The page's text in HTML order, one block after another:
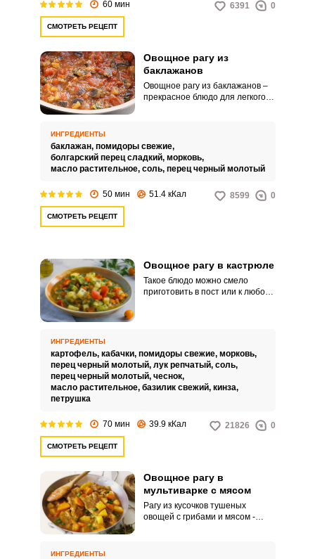
60 мин 6391 0
СМОТРЕТЬ РЕЦЕПТ
Овощное рагу из
баклажанов
Овощное рагу из баклажанов –
прекрасное блюдо для легкого и
равнодушными даже гурманов!
ИНГРЕДИЕНТЫ
баклажан, помидоры свежие,
болгарский перец сладкий, морковь,
масло растительное, соль, перец черный молотый
50 мин 51.4 кКал 8599 0
СМОТРЕТЬ РЕЦЕПТ
Овощное рагу в кастрюле
Такое блюдо можно смело
приготовить в пост или к любому
ИНГРЕДИЕНТЫ
картофель, кабачки, помидоры свежие, морковь,
перец черный молотый, лук репчатый, соль,
перец черный молотый, чеснок,
масло растительное, базилик свежий, кинза,
петрушка
70 мин 39.9 кКал 21826 0
СМОТРЕТЬ РЕЦЕПТ
Овощное рагу в
мультиварке с мясом
Рагу из кусочков тушеных
овощей с грибами и мясом -
ИНГРЕДИЕНТЫ